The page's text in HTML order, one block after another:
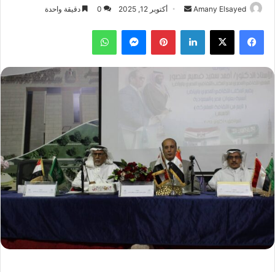
Amany Elsayed
أرسل
إلكترونيا
أكتوبر 12, 2025 0 دقيقة واحدة
فيسبوك ‫X لينكدإن بينتيريستماسنجر واتساب